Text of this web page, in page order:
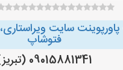
سایت
فتوشاپ
09015881341 (تبریز)